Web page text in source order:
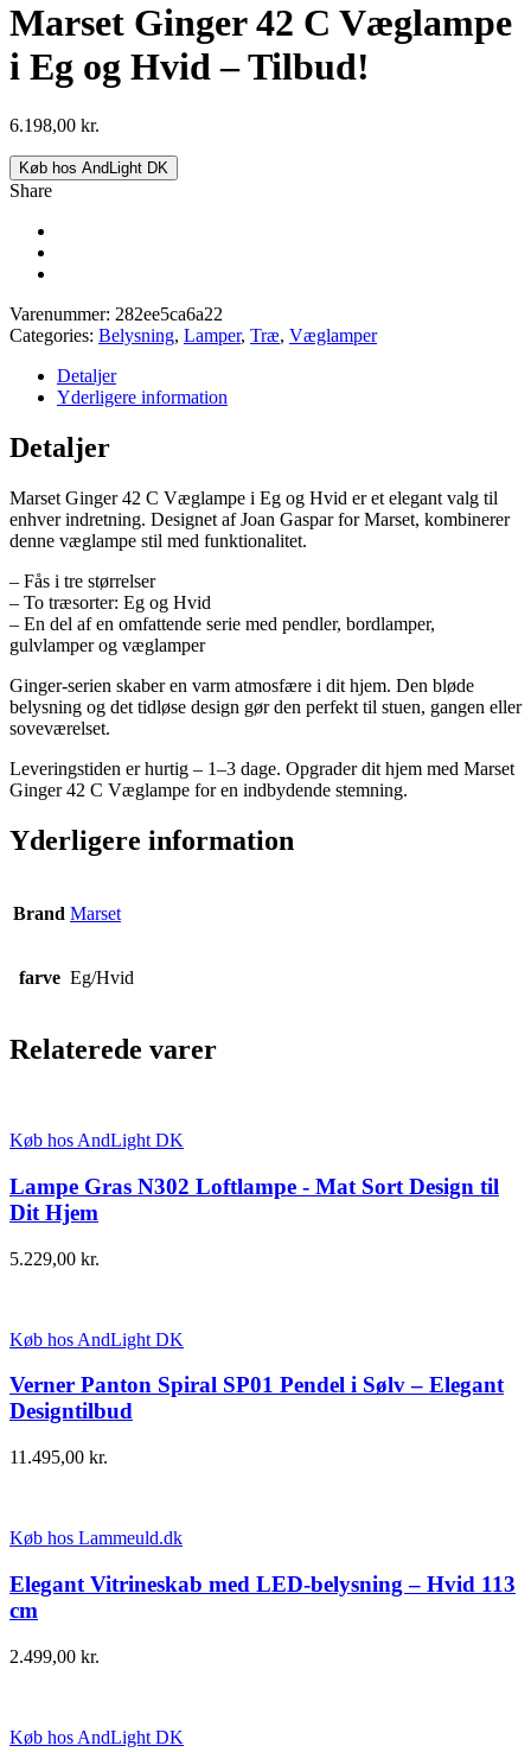
Marset Ginger 42 C Væglampe
i Eg og Hvid – Tilbud!
6.198,00 kr.
Køb hos AndLight DK
Share
Varenummer: 282ee5ca6a22
Categories: Belysning, Lamper, Træ, Væglamper
Detaljer
Yderligere information
Detaljer
Marset Ginger 42 C Væglampe i Eg og Hvid er et elegant valg til
enhver indretning. Designet af Joan Gaspar for Marset, kombinerer
denne væglampe stil med funktionalitet.
– Fås i tre størrelser
– To træsorter: Eg og Hvid
– En del af en omfattende serie med pendler, bordlamper,
gulvlamper og væglamper
Ginger-serien skaber en varm atmosfære i dit hjem. Den bløde
belysning og det tidløse design gør den perfekt til stuen, gangen eller
soveværelset.
Leveringstiden er hurtig – 1–3 dage. Opgrader dit hjem med Marset
Ginger 42 C Væglampe for en indbydende stemning.
Yderligere information
Brand Marset
farve Eg/Hvid
Relaterede varer
Køb hos AndLight DK
Lampe Gras N302 Loftlampe - Mat Sort Design til
Dit Hjem
5.229,00 kr.
Køb hos AndLight DK
Verner Panton Spiral SP01 Pendel i Sølv – Elegant
Designtilbud
11.495,00 kr.
Køb hos Lammeuld.dk
Elegant Vitrineskab med LED-belysning – Hvid 113
cm
2.499,00 kr.
Køb hos AndLight DK